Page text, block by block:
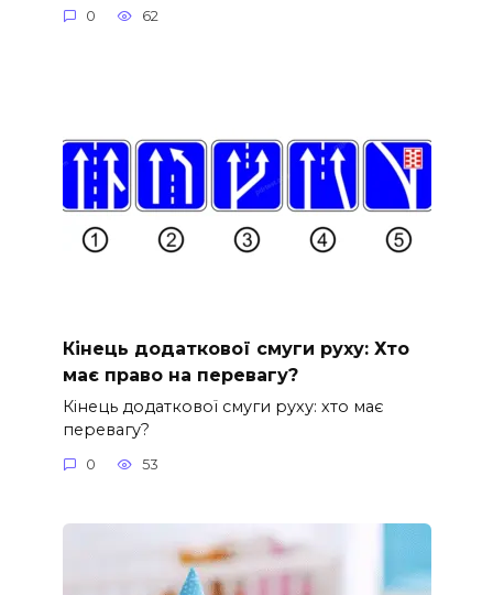
0 62
Кінець додаткової смуги руху: Хто
має право на перевагу?
Кінець додаткової смуги руху: хто має
перевагу?
0 53